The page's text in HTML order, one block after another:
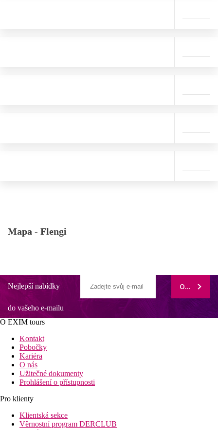
Mapa - Flengi
Nejlepší nabídky
do vašeho e-mailu
ODEBÍRAT
O EXIM tours
Kontakt
Pobočky
Kariéra
O nás
Užitečné dokumenty
Prohlášení o přístupnosti
Pro klienty
Klientská sekce
Věrnostní program DERCLUB